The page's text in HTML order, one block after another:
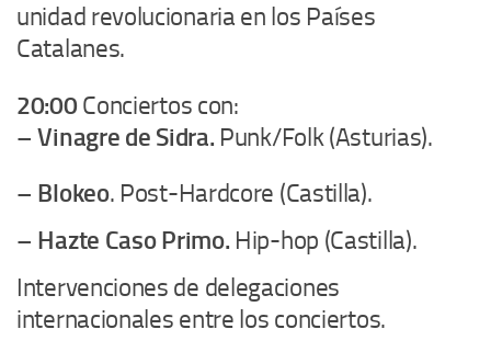
unidad revolucionaria en los Países
Catalanes.
20:00Conciertos con:
–Vinagre de Sidra. Punk/Folk (Asturias).
– Blokeo. Post-Hardcore (Castilla).
– Hazte Caso Primo. Hip-hop (Castilla).
Intervenciones de delegaciones
internacionales entre los conciertos.